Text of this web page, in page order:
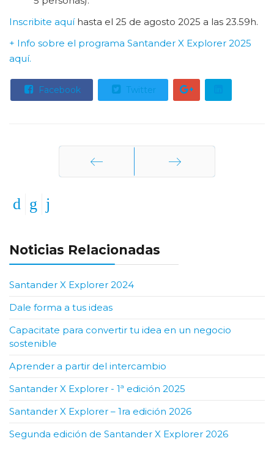
Inscribite aquíhasta el 25 de agosto 2025 a las 23.59h.
+ Info sobre el programa Santander X Explorer 2025
aquí.
Facebook Twitter
Noticias Relacionadas
Santander X Explorer 2024
Dale forma a tus ideas
Capacitate para convertir tu idea en un negocio
sostenible
Aprender a partir del intercambio
Santander X Explorer - 1ª edición 2025
Santander X Explorer – 1ra edición 2026
Segunda edición de Santander X Explorer 2026